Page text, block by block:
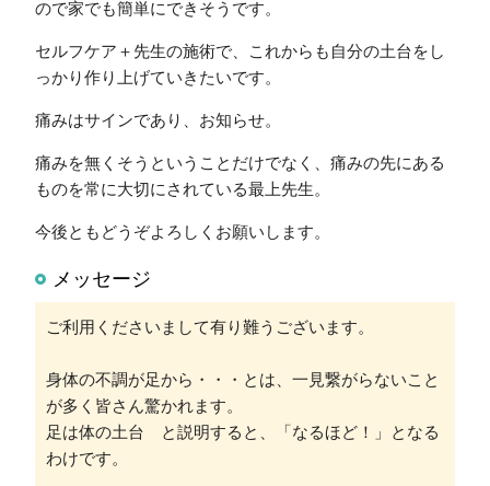
ので家でも簡単にできそうです。
セルフケア＋先生の施術で、これからも自分の土台をし
っかり作り上げていきたいです。
痛みはサインであり、お知らせ。
痛みを無くそうということだけでなく、痛みの先にある
ものを常に大切にされている最上先生。
今後ともどうぞよろしくお願いします。
メッセージ
ご利用くださいまして有り難うございます。
身体の不調が足から・・・とは、一見繋がらないこと
が多く皆さん驚かれます。
足は体の土台 と説明すると、「なるほど！」となる
わけです。